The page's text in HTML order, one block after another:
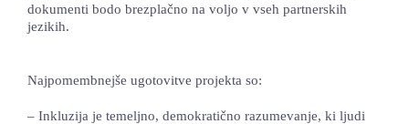
dokumenti bodo brezplačno na voljo v vseh partnerskih
jezikih.
Najpomembnejše ugotovitve projekta so:
– Inkluzija je temeljno, demokratično razumevanje, ki ljudi